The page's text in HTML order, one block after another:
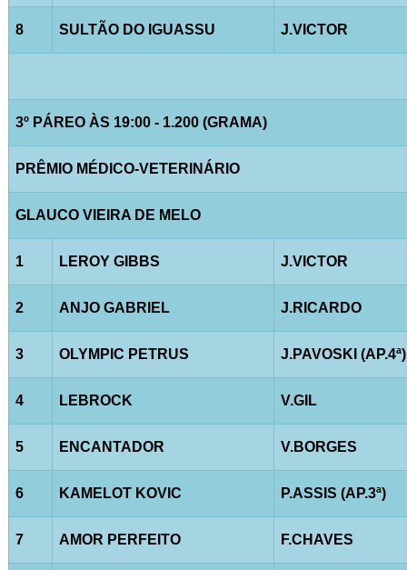
8 SULTÃO DO IGUASSU J.VICTOR
3º PÁREO ÀS 19:00 - 1.200 (GRAMA)
PRÊMIO MÉDICO-VETERINÁRIO
GLAUCO VIEIRA DE MELO
1 LEROY GIBBS J.VICTOR
2 ANJO GABRIEL J.RICARDO
3 OLYMPIC PETRUS J.PAVOSKI (AP.4ª)
4 LEBROCK V.GIL
5 ENCANTADOR V.BORGES
6 KAMELOT KOVIC P.ASSIS (AP.3ª)
7 AMOR PERFEITO F.CHAVES